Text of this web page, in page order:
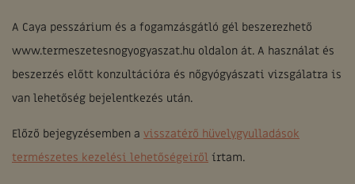
A Caya pesszárium és a fogamzásgátló gél beszerezhető
www.termeszetesnogyogyaszat.hu oldalon át. A használat és
beszerzés előtt konzultációra és nőgyógyászati vizsgálatra is
van lehetőség bejelentkezés után.
Előző bejegyzésemben a visszatérő hüvelygyulladások
természetes kezelési lehetőségeiről írtam.